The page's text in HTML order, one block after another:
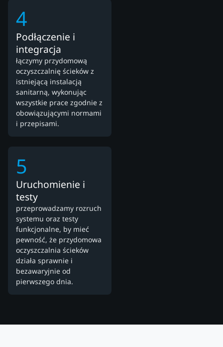
4
Podłączenie i
integracja
łączymy przydomową
oczyszczalnię ścieków z
istniejącą instalacją
sanitarną, wykonując
wszystkie prace zgodnie z
obowiązującymi normami
i przepisami.
5
Uruchomienie i
testy
przeprowadzamy rozruch
systemu oraz testy
funkcjonalne, by mieć
pewność, że przydomowa
oczyszczalnia ścieków
działa sprawnie i
bezawaryjnie od
pierwszego dnia.